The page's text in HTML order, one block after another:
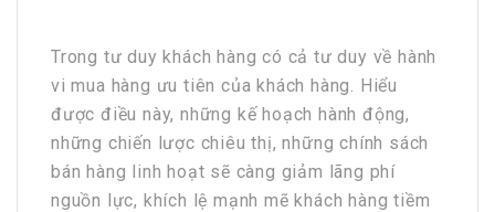
Trong tư duy khách hàng có cả tư duy về hành
vi mua hàng ưu tiên của khách hàng. Hiểu
được điều này, những kế hoạch hành động,
những chiến lược chiêu thị, những chính sách
bán hàng linh hoạt sẽ càng giảm lãng phí
nguồn lực, khích lệ mạnh mẽ khách hàng tiềm